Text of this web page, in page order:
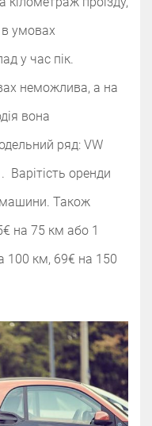
в умовах
у час пік.
неможлива, а на
вона
ряд: VW
Варітість оренди
машини. Також
на 75 км або 1
100 км, 69€ на 150